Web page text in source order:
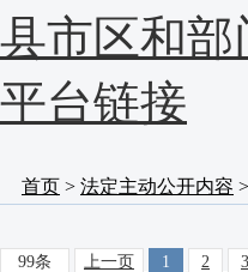
县市区和部
平台链接
首页 > 法定主动公开内容 >
99条 上一页 1 2 3